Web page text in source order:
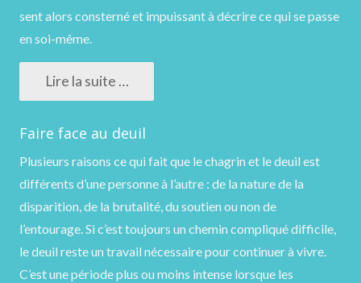
sent alors consterné et impuissant à décrire ce qui se passe
en soi-même.
Lire la suite …
Faire face au deuil
Plusieurs raisons ce qui fait que le chagrin et le deuil est
différents d’une personne à l’autre : de la nature de la
disparition, de la brutalité, du soutien ou non de
l’entourage. Si c’est toujours un chemin compliqué difficile,
le deuil reste un travail nécessaire pour continuer à vivre.
C’est une période plus ou moins intense lorsque les